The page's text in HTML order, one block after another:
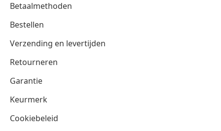
Betaalmethoden
Bestellen
Verzending en levertijden
Retourneren
Garantie
Keurmerk
Cookiebeleid